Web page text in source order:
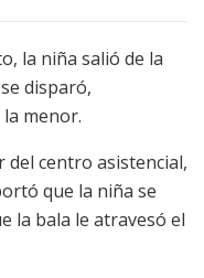
la niña salió de la
disparó,
menor.
centro asistencial,
que la niña se
la bala le atravesó el